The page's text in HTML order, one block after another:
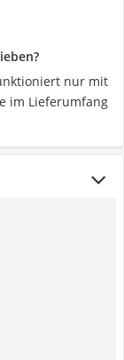
nur mit
im Lieferumfang